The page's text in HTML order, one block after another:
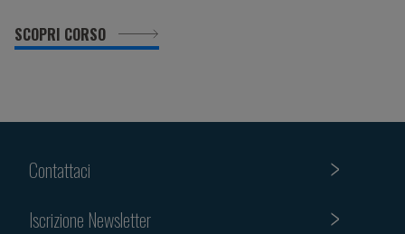
SCOPRI CORSO
Contattaci
Iscrizione Newsletter